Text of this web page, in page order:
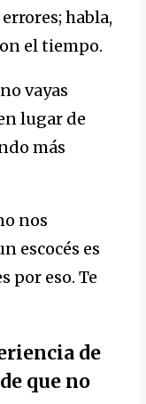
habla,
el tiempo.
vayas
lugar de
más
nos
escocés es
por eso. Te
de
que no